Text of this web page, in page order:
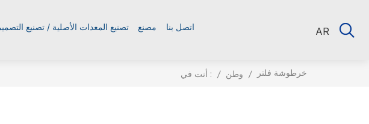
تصنيع المعدات الأصلية / تصنيع مصنع اتصل بنا AR
أنت في : / وطن / خرطوشة فلتر